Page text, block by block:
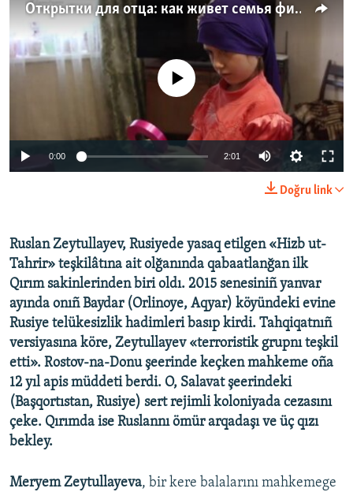
BLOGLAR
FİKİR
QOŞULIÑIZ!
RFE/RS bütün saytları
Открытки для отца: как живет семья фигуранта «дела Хизб ут-Тахрир» (видео)
No media source currently available
0:00 2:01
Doğru link
Ruslan Zeytullayev, Rusiyede yasaq etilgen «Hizb ut-
Tahrir» teşkilâtına ait olğanında qabaatlanğan ilk
Qırım sakinlerinden biri oldı. 2015 senesiniñ yanvar
ayında onıñ Baydar (Orlinoye, Aqyar) köyündeki evine
Rusiye telükesizlik hadimleri basıp kirdi. Tahqiqatnıñ
versiyasına köre, Zeytullayev «terroristik grupnı teşkil
etti». Rostov-na-Donu şeerinde keçken mahkeme oña
12 yıl apis müddeti berdi. O, Salavat şeerindeki
(Başqortıstan, Rusiye) sert rejimli koloniyada cezasını
çeke. Qırımda ise Ruslannı ömür arqadaşı ve üç qızı
bekley.
Meryem Zeytullayeva, bir kere balalarını mahkemege